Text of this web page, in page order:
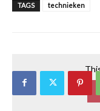
TAGS technieken